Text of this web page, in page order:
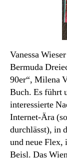
Vanessa
Bermuda
90er“, Milena
Buch. Es führt
interessierte
Internet-Ära
durchlässt), in
und neue Flex,
Beisl. Das